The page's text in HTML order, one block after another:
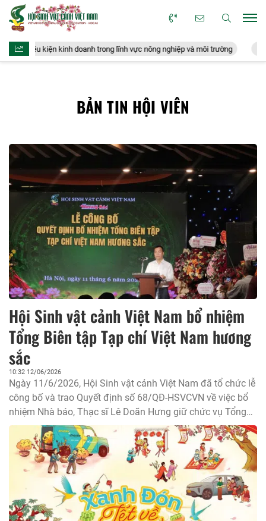
điều kiện kinh doanh trong lĩnh vực nông nghiệp và môi trường
BẢN TIN HỘI VIÊN
Hội Sinh vật cảnh Việt Nam bổ nhiệm
Tổng Biên tập Tạp chí Việt Nam hương
sắc
10:32 12/06/2026
Ngày 11/6/2026, Hội Sinh vật cảnh Việt Nam đã tổ chức lễ
công bố và trao Quyết định số 68/QĐ-HSVCVN về việc bổ
nhiệm Nhà báo, Thạc sĩ Lê Doãn Hưng giữ chức vụ Tổng
Biên tập Tạp chí Việt Nam hương sắc.